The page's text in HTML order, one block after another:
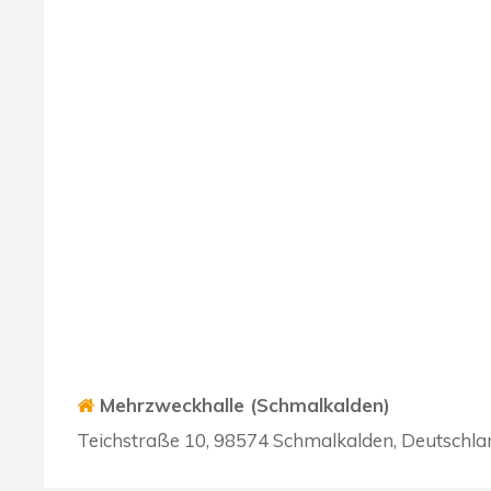
Mehrzweckhalle (Schmalkalden)
Teichstraße 10, 98574 Schmalkalden,